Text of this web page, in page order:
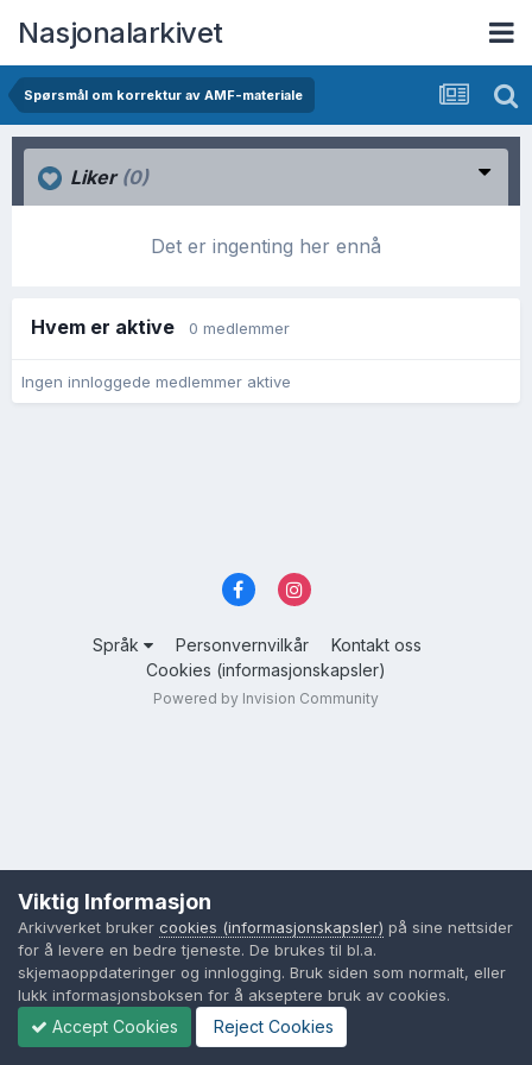
Nasjonalarkivet
Spørsmål om korrektur av AMF-materiale
Liker (0)
Det er ingenting her ennå
Hvem er aktive 0 medlemmer
Ingen innloggede medlemmer aktive
Språk Personvernvilkår
Kontakt oss
Cookies (informasjonskapsler)
Powered by Invision Community
Viktig Informasjon
Arkivverket bruker cookies (informasjonskapsler) på sine nettsider
for å levere en bedre tjeneste. De brukes til bl.a.
skjemaoppdateringer og innlogging. Bruk siden som normalt, eller
lukk informasjonsboksen for å akseptere bruk av cookies.
Accept Cookies Reject Cookies